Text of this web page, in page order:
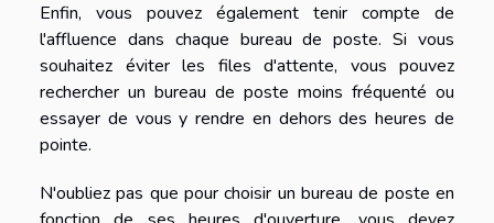
Enfin, vous pouvez également tenir compte de
l'affluence dans chaque bureau de poste. Si vous
souhaitez éviter les files d'attente, vous pouvez
rechercher un bureau de poste moins fréquenté ou
essayer de vous y rendre en dehors des heures de
pointe.
N'oubliez pas que pour choisir un bureau de poste en